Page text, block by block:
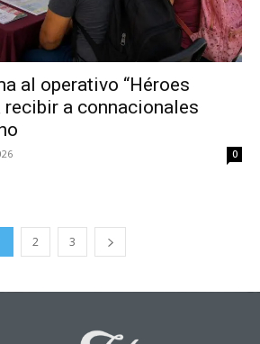
al operativo “Héroes
recibir a connacionales
0
2 3